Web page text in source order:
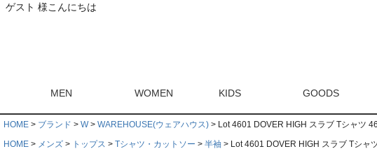
ゲスト 様こんにちは
MEN WOMEN KIDS GOODS
HOME ブランド W WAREHOUSE(ウェアハウス)
Lot 4601 DOVER HIGH スラブ Tシャツ
HOME
メンズ トップス Tシャツ・カットソー 半袖 Lot 4601 DOVER HIGH スラブ Tシャ